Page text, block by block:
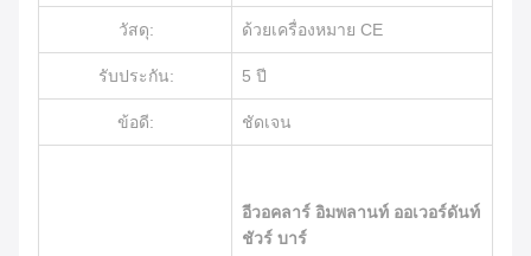
วัสดุ: ด้วยเครื่องหมาย CE
รับประกัน: 5 ปี
ข้อดี: ชัดเจน
อีวอคลาร์ อิมพลานท์ ออเวอร์ดันท์
ชัวร์ บาร์